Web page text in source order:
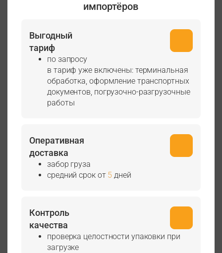
импортёров
Выгодный
тариф
по запросу
в тариф уже включены: терминальная
обработка, оформление транспортных
документов, погрузочно-разгрузочные
работы
Оперативная
доставка
забор груза
средний срок от 5 дней
Контроль
качества
проверка целостности упаковки при
загрузке